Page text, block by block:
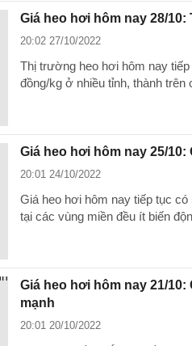
Giá heo hơi hôm nay 28/
20:02 27/10/2022
Thị trường heo hơi hôm nay
đồng/kg ở nhiều tỉnh, thành trên
Giá heo hơi hôm nay 25/10:
20:01 24/10/2022
Giá heo hơi hôm nay tiếp tục
tại các vùng miền đều ít biến
Giá heo hơi hôm nay 21/
mạnh
20:01 20/10/2022